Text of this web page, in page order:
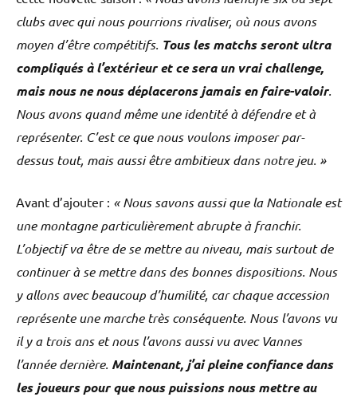
clubs avec qui nous pourrions rivaliser, où nous avons
moyen d’être compétitifs. Tous les matchs seront ultra
compliqués à l’extérieur et ce sera un vrai challenge,
mais nous ne nous déplacerons jamais en faire-valoir.
Nous avons quand même une identité à défendre et à
représenter. C’est ce que nous voulons imposer par-
dessus tout, mais aussi être ambitieux dans notre jeu. »
Avant d’ajouter : « Nous savons aussi que la Nationale est
une montagne particulièrement abrupte à franchir.
L’objectif va être de se mettre au niveau, mais surtout de
continuer à se mettre dans des bonnes dispositions. Nous
y allons avec beaucoup d’humilité, car chaque accession
représente une marche très conséquente. Nous l’avons vu
il y a trois ans et nous l’avons aussi vu avec Vannes
l’année dernière. Maintenant, j’ai pleine confiance dans
les joueurs pour que nous puissions nous mettre au